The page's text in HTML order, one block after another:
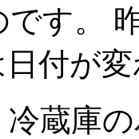
です。
付が
蔵庫